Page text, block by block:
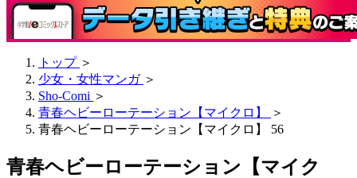
トップ ＞
少女・女性マンガ ＞
Sho-Comi ＞
青春ヘビーローテーション【マイクロ】
＞
青春ヘビーローテーション【マイクロ】 56
青春ヘビーローテーション【マイク